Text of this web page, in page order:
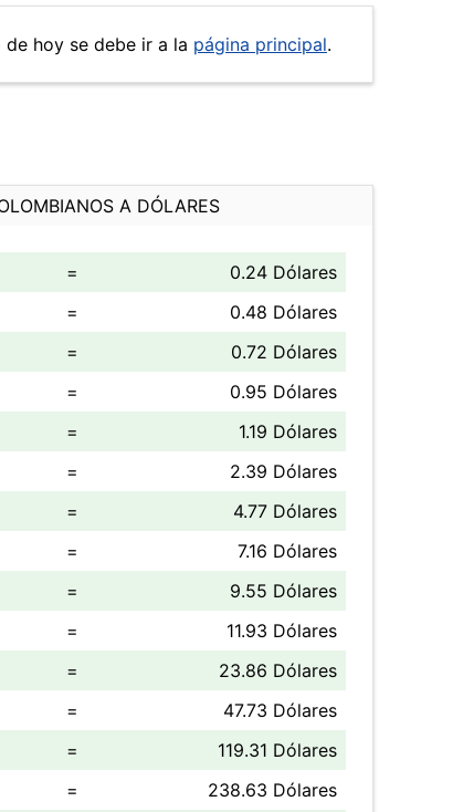
hoy se debe ir a la página principal.
A DÓLARES
=
0.24 Dólares
=
0.48 Dólares
=
0.72 Dólares
=
0.95 Dólares
=
1.19 Dólares
=
2.39 Dólares
=
4.77 Dólares
=
7.16 Dólares
=
9.55 Dólares
=
11.93 Dólares
=
23.86 Dólares
=
47.73 Dólares
=
119.31 Dólares
= 238.63 Dólares